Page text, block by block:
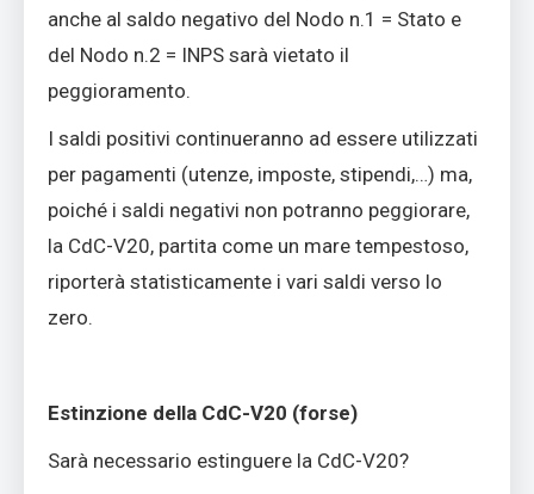
anche al saldo negativo del Nodo n.1 = Stato e
del Nodo n.2 = INPS sarà vietato il
peggioramento.
I saldi positivi continueranno ad essere utilizzati
per pagamenti (utenze, imposte, stipendi,…) ma,
poiché i saldi negativi non potranno peggiorare,
la CdC-V20, partita come un mare tempestoso,
riporterà statisticamente i vari saldi verso lo
zero.
Estinzione della CdC-V20 (forse)
Sarà necessario estinguere la CdC-V20?